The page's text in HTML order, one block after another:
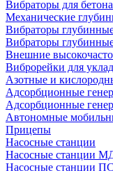
Вибраторы для бетона
Механические
Вибраторы
Вибраторы
Внешние
Виброрейки для
Азотные и
Адсорбционные
Адсорбционные
Автономные
Прицепы
Насосные станции
Насосные станции
Насосные станции